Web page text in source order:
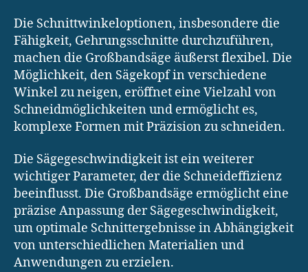
Die Schnittwinkeloptionen, insbesondere die
Fähigkeit, Gehrungsschnitte durchzuführen,
machen die Großbandsäge äußerst flexibel. Die
Möglichkeit, den Sägekopf in verschiedene
Winkel zu neigen, eröffnet eine Vielzahl von
Schneidmöglichkeiten und ermöglicht es,
komplexe Formen mit Präzision zu schneiden.
Die Sägegeschwindigkeit ist ein weiterer
wichtiger Parameter, der die Schneideffizienz
beeinflusst. Die Großbandsäge ermöglicht eine
präzise Anpassung der Sägegeschwindigkeit,
um optimale Schnittergebnisse in Abhängigkeit
von unterschiedlichen Materialien und
Anwendungen zu erzielen.